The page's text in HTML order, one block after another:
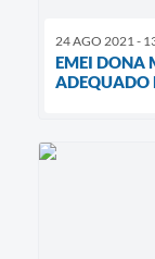
24 AGO 2021 -
EMEI DONA
ADEQUADO